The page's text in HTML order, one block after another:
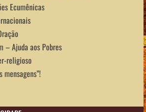
Ecumênicas
– Ajuda aos Pobres
religioso
mensagens”!